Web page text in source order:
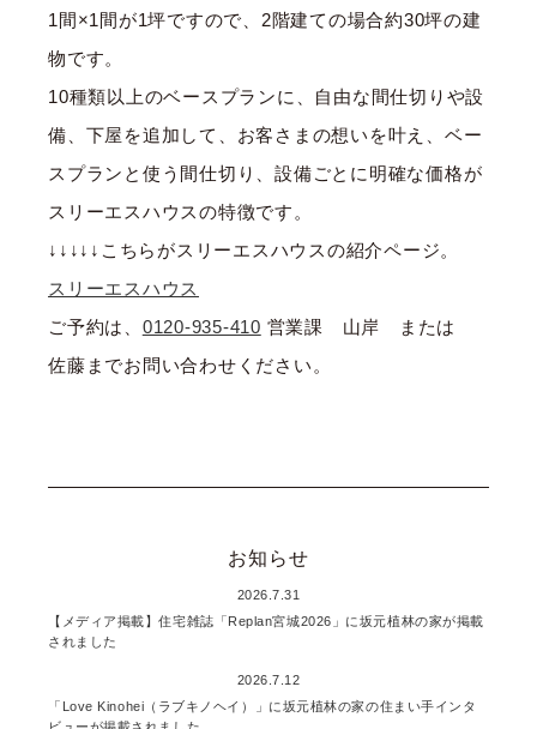
1間×1間が1坪ですので、2階建ての場合約30坪の建
物です。
10種類以上のベースプランに、自由な間仕切りや設
備、下屋を追加して、お客さまの想いを叶え、ベー
スプランと使う間仕切り、設備ごとに明確な価格が
スリーエスハウスの特徴です。
↓↓↓↓↓こちらがスリーエスハウスの紹介ページ。
スリーエスハウス
ご予約は、 0120-935-410 営業課 山岸 または
佐藤までお問い合わせください。
お知らせ
2026.7.31
【メディア掲載】住宅雑誌「Replan宮城2026」に坂元植林の家が掲載
されました
2026.7.12
「Love Kinohei（ラブキノヘイ）」に坂元植林の家の住まい手インタ